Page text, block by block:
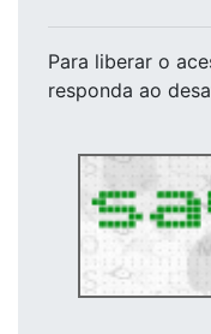
Para liberar o
responda ao